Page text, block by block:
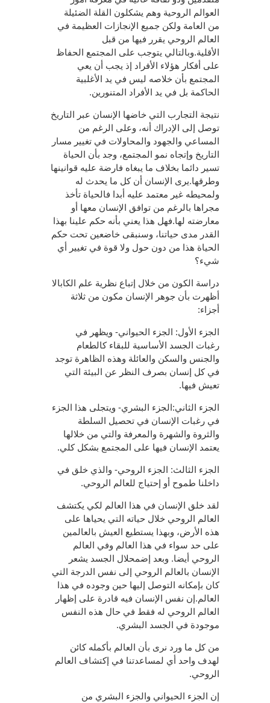
العوالم الروحية وهم يشكلون القلة الضئيلة
من العامة ولكن جميع الإنجازات العظيمة في
العالم الروحي يقرر فيها من قبل
الأقلية.وبالتالي يتوجب على المجتمع الحفاظ
على أفكار هؤلاء الأفراد إذ يجب أن يعي
المجتمع بأن خلاصه ليس في يد الأغلبية
الحاكمة بل في يد الأفراد المتنورين.
نتيجة التجارب التي خاضها الإنسان عبر التاريخ
توصل إلى الإدراك أنه، وعلى الرغم من
المساعي والجهود والمحاولات في تغيير مسار
التاريخ وإتجاه نمو المجتمع، وجد بأن الحياة
تسير دائما بخلاف ما يبغاه فارضة عليه قوانينها
وطرقها.يرى الإنسان أن كل ما يحدث له
ولمحيطه غير معتمد عليه أبدا فالحياة تأخذ
مجراها بالرغم من توافق الإنسان معها أو
معارضته لها.فهل هذا يعني بأنه حكم علينا بهذا
القدر مدى حياتنا، وسنبقى خاضعين تحت حكم
الحياة هذا من دون حول ولا قوة في تغيير أي
شيء؟
دراسة الكون من خلال إتباع نظرية علم الكابالا
أظهرت بأن جوهر الإنسان مكون من ثلاثة
أجزاء:
الجزء الأول: الجزء الحيواني- ويظهر في
رغبات الجسد الأساسية للبقاء كالطعام
والجنس والسكن والعائلة وهذه الظاهرة توجد
في كل إنسان بصرف النظر عن البيئة التي
تعيش فيها.
الجزء الثاني:الجزء البشري- ويتجلى هذا الجزء
في رغبات الإنسان في تحصيل السلطة
والثروة والشهرة والمعرفة والتي من خلالها
يعتمد الإنسان فيها على المجتمع بشكل كلي.
الجزء الثالث: الجزء الروحي- والذي خلق في
داخلنا طموح أو إحتياج للعالم الروحي.
لقد خلق الإنسان في هذا العالم لكي يكتشف
العالم الروحي خلال حياته التي يحياها على
هذه الأرض، وبهذا يستطيع العيش بالعالمين
على حد سواء في هذا العالم وفي العالم
الروحي أيضا. وبعد إضمحلال الجسد يشعر
الإنسان بالعالم الروحي إلى نفس الدرجة التي
كان بإمكانه التوصل إليها حين وجوده في هذا
العالم.إن نفس الإنسان فيه قادرة على إظهار
العالم الروحي له فقط في حال هذه النفس
موجودة في الجسد البشري.
من كل ما ورد نرى بأن العالم بأكمله كائن
لهدف واحد أي لمساعدتنا في إكتشاف العالم
الروحي.
إن الجزء الحيواني والجزء البشري من